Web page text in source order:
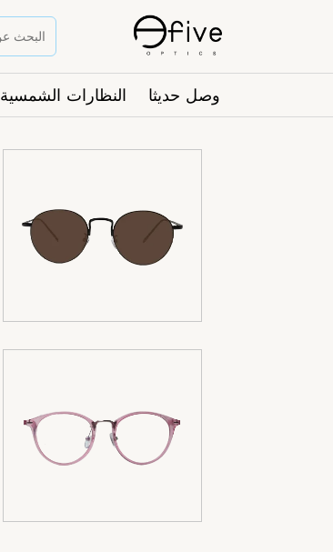
وصل حديثا النظارات الشمسية